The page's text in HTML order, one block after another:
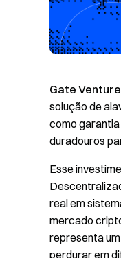
Gate
solução de
como
duradouros
Esse
real em
mercado
representa
perdurar em